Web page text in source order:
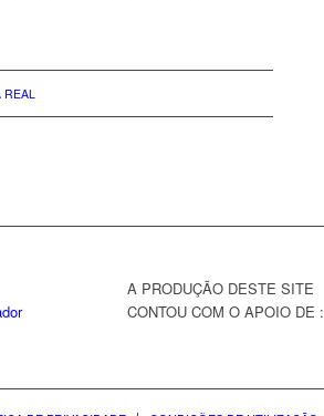
REAL
A PRODUÇÃO DESTE SITE
CONTOU COM O APOIO DE :